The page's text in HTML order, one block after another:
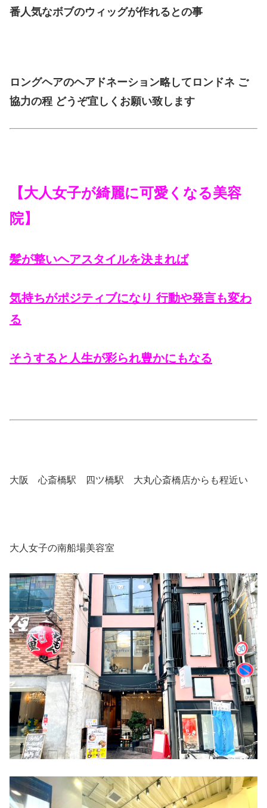
番人気なボブのウィッグが作れるとの事
ロングヘアのヘアドネーション略してロンドネ ご
協力の程 どうぞ宜しくお願い致します
【大人女子が綺麗に可愛くなる美容
院】
髪が整いヘアスタイルを決まれば
気持ちがポジティブになり 行動や発言も変わ
る
そうすると人生が彩られ豊かにもなる
大阪 心斎橋駅 四ツ橋駅 大丸心斎橋店からも程近い
大人女子の南船場美容室